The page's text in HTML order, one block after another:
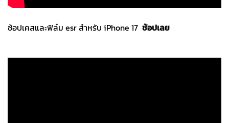
ช้อปเคสและฟิล์ม esr สำหรับ iPhone 17 ช้อปเลย